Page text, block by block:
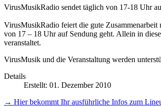
VirusMusikRadio sendet täglich von 17-18 Uhr
VirusMusikRadio feiert die gute
von 17 – 18 Uhr auf Sendung geht. Allein in
veranstaltet.
VirusMusik und die Veranstaltung werden
Details
Erstellt: 01. Dezember 2010
→ Hier bekommt Ihr ausführliche Infos zum